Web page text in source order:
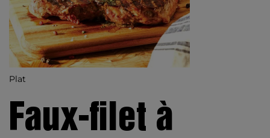
Plat
Faux-filet à